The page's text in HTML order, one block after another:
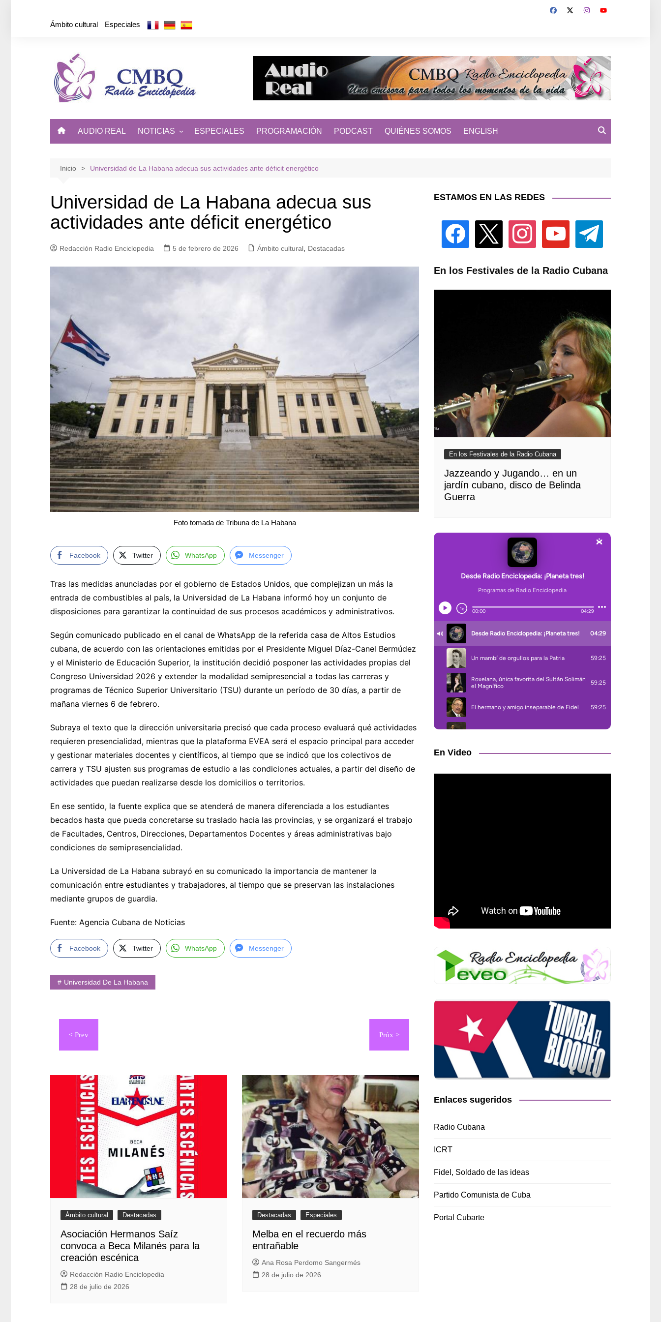
Ámbito cultural Especiales
AUDIO REAL NOTICIAS
DE CUBA Y EL MUNDO
ESPECIALES PROGRAMACIÓN PODCAST QUIÉNES SOMOS ENGLISH
Inicio Universidad de La Habana adecua sus actividades ante déficit energético
Universidad de La Habana adecua sus
actividades ante déficit energético
Redacción Radio Enciclopedia 5 de febrero de 2026 Ámbito cultural Destacadas
Foto tomada de Tribuna de La Habana
Facebook Twitter WhatsApp Messenger
Tras las medidas anunciadas por el gobierno de Estados Unidos, que complejizan un más la
entrada de combustibles al país, la Universidad de La Habana informó hoy un conjunto de
disposiciones para garantizar la continuidad de sus procesos académicos y administrativos.
Según comunicado publicado en el canal de WhatsApp de la referida casa de Altos Estudios
cubana, de acuerdo con las orientaciones emitidas por el Presidente Miguel Díaz-Canel Bermúdez
y el Ministerio de Educación Superior, la institución decidió posponer las actividades propias del
Congreso Universidad 2026 y extender la modalidad semipresencial a todas las carreras y
programas de Técnico Superior Universitario (TSU) durante un período de 30 días, a partir de
mañana viernes 6 de febrero.
Subraya el texto que la dirección universitaria precisó que cada proceso evaluará qué actividades
requieren presencialidad, mientras que la plataforma EVEA será el espacio principal para acceder
y gestionar materiales docentes y científicos, al tiempo que se indicó que los colectivos de
carrera y TSU ajusten sus programas de estudio a las condiciones actuales, a partir del diseño de
actividades que puedan realizarse desde los domicilios o territorios.
En ese sentido, la fuente explica que se atenderá de manera diferenciada a los estudiantes
becados hasta que pueda concretarse su traslado hacia las provincias, y se organizará el trabajo
de Facultades, Centros, Direcciones, Departamentos Docentes y áreas administrativas bajo
condiciones de semipresencialidad.
La Universidad de La Habana subrayó en su comunicado la importancia de mantener la
comunicación entre estudiantes y trabajadores, al tiempo que se preservan las instalaciones
mediante grupos de guardia.
Fuente: Agencia Cubana de Noticias
Facebook Twitter WhatsApp Messenger
Universidad De La Habana
Navegación
Ámbito cultural Destacadas
Asociación Hermanos Saíz
convoca a Beca Milanés para la
creación escénica
Redacción Radio Enciclopedia
28 de julio de 2026
Destacadas Especiales
Melba en el recuerdo más
entrañable
Ana Rosa Perdomo Sangermés
28 de julio de 2026
ESTAMOS EN LAS REDES
facebook instagram youtube telegram
En los Festivales de la Radio Cubana
En los Festivales de la Radio Cubana
Jazzeando y Jugando… en un
jardín cubano, disco de Belinda
Guerra
En Video
Enlaces sugeridos
Radio Cubana
ICRT
Fidel, Soldado de las ideas
Partido Comunista de Cuba
Portal Cubarte